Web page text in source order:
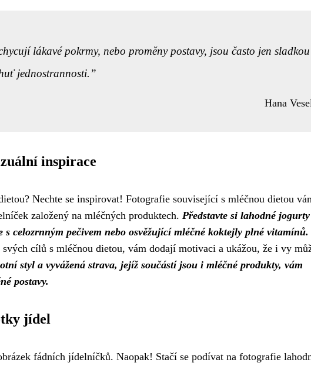
lákavé pokrmy, nebo proměny postavy, jsou často jen sladkou
jednostrannosti.
Hana
inspirace
Nechte se inspirovat! Fotografie související s mléčnou dietou
založený na mléčných produktech. Představte si lahodné
s celozrnným pečivem nebo osvěžující mléčné koktejly plné vitamínů.
cílů s mléčnou dietou, vám dodají motivaci a ukážou, že i vy
styl a vyvážená strava, jejíž součástí jsou i mléčné produkty, vám
postavy.
jídel
fádních jídelníčků. Naopak! Stačí se podívat na fotografie